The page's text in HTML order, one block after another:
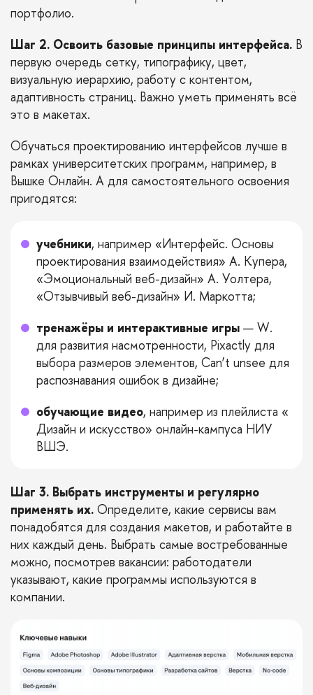
портфолио.
Шаг 2. Освоить базовые принципы интерфейса. В
первую очередь сетку, типографику, цвет,
визуальную иерархию, работу с контентом,
адаптивность страниц. Важно уметь применять всё
это в макетах.
Обучаться проектированию интерфейсов лучше в
рамках университетских программ, например, в
Вышке Онлайн. А для самостоятельного освоения
пригодятся:
учебники, например «Интерфейс. Основы
проектирования взаимодействия» А. Купера,
«Эмоциональный веб-дизайн» А. Уолтера,
«Отзывчивый веб-дизайн» И. Маркотта;
тренажёры и интерактивные игры — W.
для развития насмотренности, Pixactly для
выбора размеров элементов, Can’t unsee для
распознавания ошибок в дизайне;
обучающие видео, например из плейлиста «
Дизайн и искусство» онлайн-кампуса НИУ
ВШЭ.
Шаг 3. Выбрать инструменты и регулярно
применять их. Определите, какие сервисы вам
понадобятся для создания макетов, и работайте в
них каждый день. Выбрать самые востребованные
можно, посмотрев вакансии: работодатели
указывают, какие программы используются в
компании.